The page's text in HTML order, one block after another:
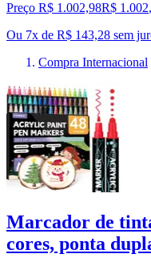
Preço R$ 1.002,98R$ 1.002,
Ou 7x de R$ 143,28 sem
Compra Internacional
Marcador de
cores, ponta